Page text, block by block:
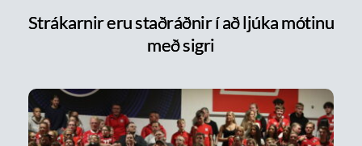
Strákarnir eru staðráðnir í að ljúka mótinu
með sigri